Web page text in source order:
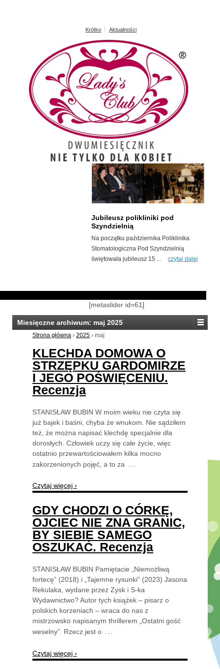
Krótko Aktualności
Jubileusz polikliniki pod
Szyndzielnią
Na początku października Poliklinika
Stomatologiczna Pod Szyndzielnią
świętowała jubileusz 15 ...
czytaj dalej
[metaslider id=61]
Miesięczne archiwum: maj 2025
Strona główna › 2025 › maj
KLECHDA DOMOWA O
STRZĘPKU GARDOMIRZE
I JEGO POŚWIĘCENIU.
Recenzja
STANISŁAW BUBIN W moim wieku nie czyta się
już bajek i baśni, chyba że wnukom. Nie sądziłem
też, że można napisać klechdę specjalnie dla
dorosłych. Człowiek uczy się całe życie, więc
ostatnio przewartościowałem kilka mocno
zakorzenionych pojęć, a to za …
Czytaj więcej ›
GDY CHODZI O CÓRKĘ,
OJCIEC NIE ZNA GRANIC,
BY SIEBIE SAMEGO
OSZUKAĆ. Recenzja
STANISŁAW BUBIN Pamiętacie „Niemożliwą
fortecę” (2018) i „Tajemne rysunki” (2023) Jasona
Rekulaka, wydane przez Zysk i S-ka
Wydawnictwo? Autor tych książek – pisarz o
polskich korzeniach – wraca do nas z
mistrzowsko napisanym thrillerem „Ostatni gość
weselny”. Rzecz jest o …
Czytaj więcej ›